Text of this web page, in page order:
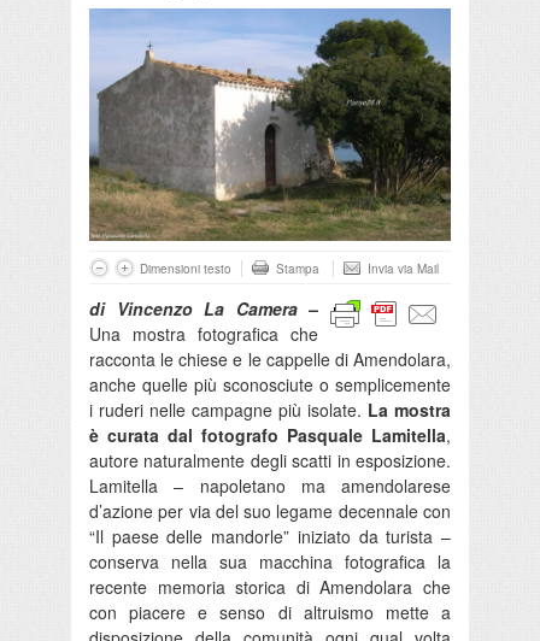
Dimensioni testo Stampa Invia via Mail
di Vincenzo La Camera –
Una mostra fotografica che
racconta le chiese e le cappelle di Amendolara,
anche quelle più sconosciute o semplicemente
i ruderi nelle campagne più isolate. La mostra
è curata dal fotografo Pasquale Lamitella,
autore naturalmente degli scatti in esposizione.
Lamitella – napoletano ma amendolarese
d’azione per via del suo legame decennale con
“Il paese delle mandorle” iniziato da turista –
conserva nella sua macchina fotografica la
recente memoria storica di Amendolara che
con piacere e senso di altruismo mette a